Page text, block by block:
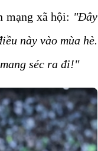
mạng xã hội: "Đây
này vào mùa hè.
séc ra đi!"